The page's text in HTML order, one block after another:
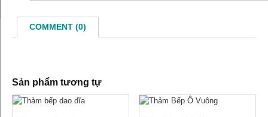
COMMENT (0)
Sản phẩm tương tự